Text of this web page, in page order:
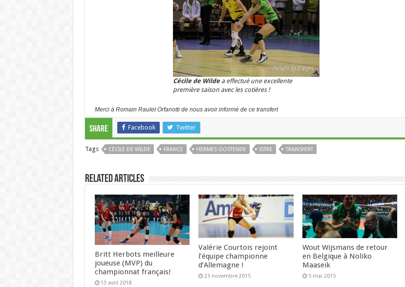
Cécile de Wildea effectué une excellente
première saison avec les cotières !
Merci à Romain Raulet Orfanotti de nous avoir informé de ce transfert
Share Facebook Twitter
Tags CÉCILE DE WILDE FRANCE HERMES OOSTENDE ISTRE TRANSFERT
Related Articles
Britt Herbots meilleure
joueuse (MVP) du
championnat français!
13 avril 2018
Valérie Courtois rejoint
l’équipe championne
d’Allemagne !
23 novembre 2015
Wout Wijsmans de retour
en Belgique à Noliko
Maaseik
5 mai 2015